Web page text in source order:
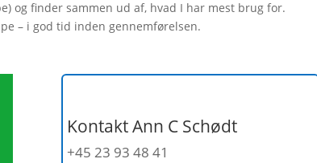
og finder sammen ud af, hvad I har mest brug for.
– i god tid inden gennemførelsen.
Kontakt Ann C Schødt
+45 23 93 48 41